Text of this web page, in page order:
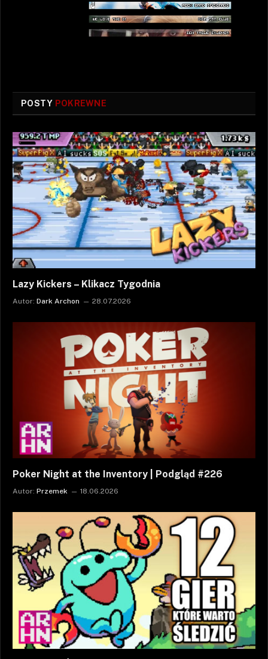
POSTY POKREWNE
Lazy Kickers – Klikacz Tygodnia
Autor: Dark Archon 28.07.2026
Poker Night at the Inventory | Podgląd #226
Autor: Przemek 18.06.2026